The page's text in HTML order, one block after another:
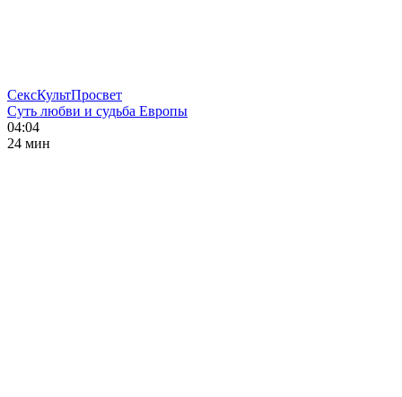
СексКультПросвет
Суть любви и судьба Европы
04:04
24 мин